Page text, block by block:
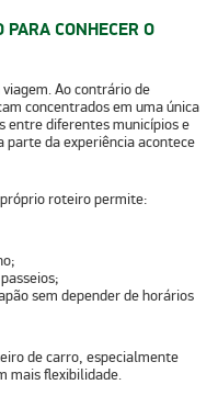
CONHECER O
Ao contrário de
concentrados em uma única
entre diferentes municípios e
parte da experiência acontece
roteiro permite:
sem depender de horários
de carro, especialmente
mais flexibilidade.